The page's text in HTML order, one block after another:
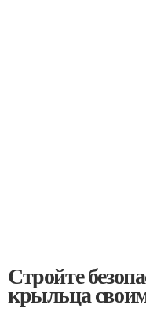
Стройте
крыльца